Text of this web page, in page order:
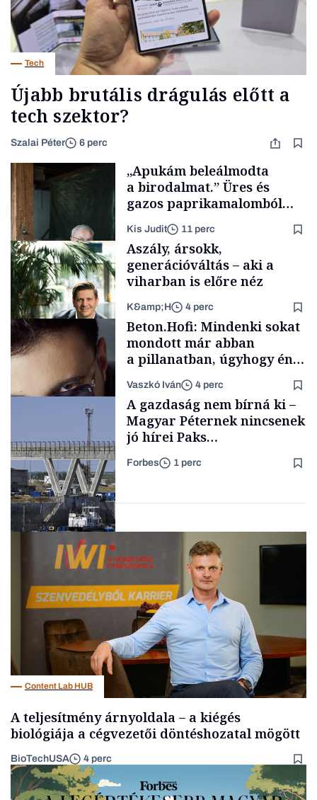
Tech
Újabb brutális drágulás előtt a
tech szektor?
Szalai Péter 6 perc
Családi
vállalkozások
„Apukám beleálmodta
a birodalmat.” Üres és
gazos paprikamalomból
fűszersztori
Kis Judit 11 perc
TÁMOGATÓI
Aszály, ársokk,
generációváltás – aki a
viharban is előre néz
K&amp;H 4 perc
Forbes-sztori
Beton.Hofi: Mindenki sokat
mondott már abban
a pillanatban, úgyhogy én
gondolataimat akartam
kimondani
Vaszkó Iván 4 perc
A gazdaság nem bírná ki –
Magyar Péternek nincsenek
jó hírei Paks
Forbes 1 perc
Content Lab HUB
A teljesítmény árnyoldala – a kiégés
biológiája a cégvezetői döntéshozatal mögött
BioTechUSA 4 perc